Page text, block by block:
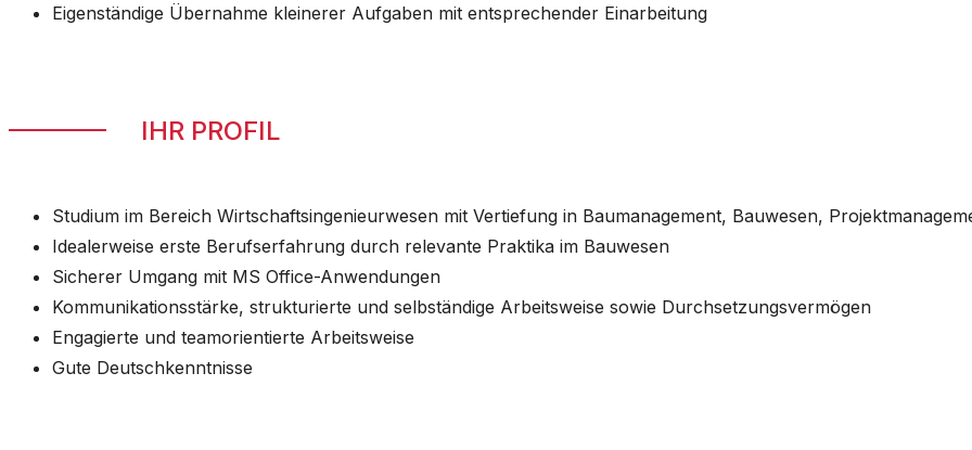
Eigenständige Übernahme kleinerer Aufgaben mit entsprechender Einarbeitung
IHR PROFIL
Studium im Bereich Wirtschaftsingenieurwesen mit Vertiefung in Baumanagement, Bauwesen,
Idealerweise erste Berufserfahrung durch relevante Praktika im Bauwesen
Sicherer Umgang mit MS Office-Anwendungen
Kommunikationsstärke, strukturierte und selbständige Arbeitsweise sowie Durchsetzungsvermögen
Engagierte und teamorientierte Arbeitsweise
Gute Deutschkenntnisse